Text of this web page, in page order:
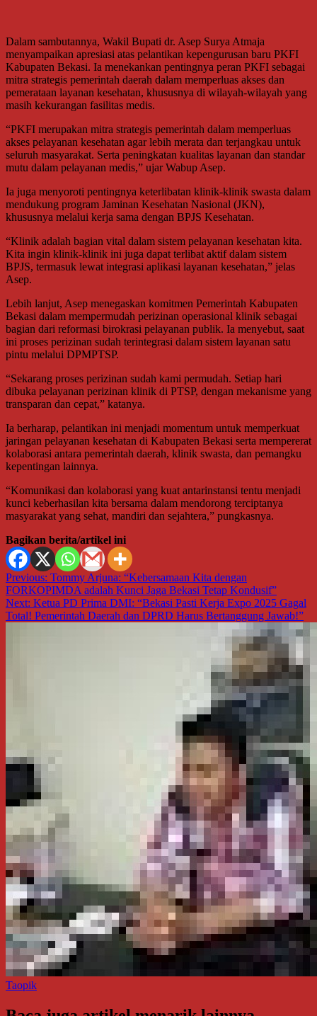
Dalam sambutannya, Wakil Bupati dr. Asep Surya Atmaja
menyampaikan apresiasi atas pelantikan kepengurusan baru PKFI
Kabupaten Bekasi. Ia menekankan pentingnya peran PKFI sebagai
mitra strategis pemerintah daerah dalam memperluas akses dan
pemerataan layanan kesehatan, khususnya di wilayah-wilayah yang
masih kekurangan fasilitas medis.
“PKFI merupakan mitra strategis pemerintah dalam memperluas
akses pelayanan kesehatan agar lebih merata dan terjangkau untuk
seluruh masyarakat. Serta peningkatan kualitas layanan dan standar
mutu dalam pelayanan medis,” ujar Wabup Asep.
Ia juga menyoroti pentingnya keterlibatan klinik-klinik swasta dalam
mendukung program Jaminan Kesehatan Nasional (JKN),
khususnya melalui kerja sama dengan BPJS Kesehatan.
“Klinik adalah bagian vital dalam sistem pelayanan kesehatan kita.
Kita ingin klinik-klinik ini juga dapat terlibat aktif dalam sistem
BPJS, termasuk lewat integrasi aplikasi layanan kesehatan,” jelas
Asep.
Lebih lanjut, Asep menegaskan komitmen Pemerintah Kabupaten
Bekasi dalam mempermudah perizinan operasional klinik sebagai
bagian dari reformasi birokrasi pelayanan publik. Ia menyebut, saat
ini proses perizinan sudah terintegrasi dalam sistem layanan satu
pintu melalui DPMPTSP.
“Sekarang proses perizinan sudah kami permudah. Setiap hari
dibuka pelayanan perizinan klinik di PTSP, dengan mekanisme yang
transparan dan cepat,” katanya.
Ia berharap, pelantikan ini menjadi momentum untuk memperkuat
jaringan pelayanan kesehatan di Kabupaten Bekasi serta mempererat
kolaborasi antara pemerintah daerah, klinik swasta, dan pemangku
kepentingan lainnya.
“Komunikasi dan kolaborasi yang kuat antarinstansi tentu menjadi
kunci keberhasilan kita bersama dalam mendorong terciptanya
masyarakat yang sehat, mandiri dan sejahtera,” pungkasnya.
Bagikan berita/artikel ini
Navigasi
pos
Previous: Tommy Arjuna: “Kebersamaan Kita dengan
FORKOPIMDA adalah Kunci Jaga Bekasi Tetap Kondusif”
Next: Ketua PD Prima DMI: “Bekasi Pasti Kerja Expo 2025 Gagal
Total! Pemerintah Daerah dan DPRD Harus Bertanggung Jawab!”
Taopik